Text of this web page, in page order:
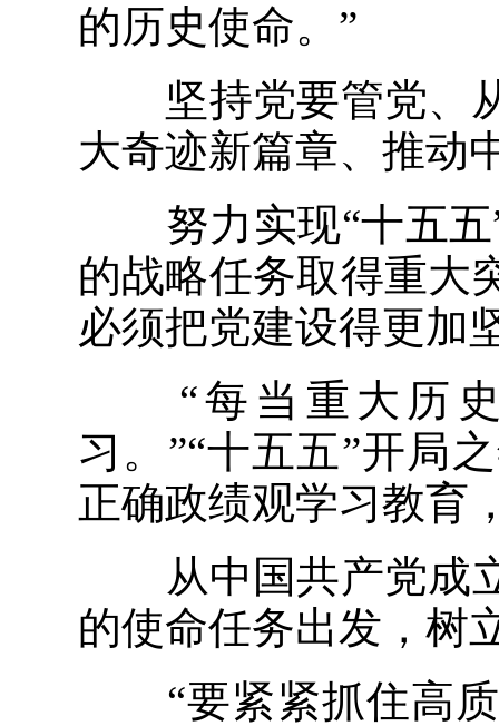
的历史使命。”
坚持党要管党、从
大奇迹新篇章、推动
努力实现“十五五”
的战略任务取得重大
必须把党建设得更加
“每当重大历史
习。”“十五五”开局
正确政绩观学习教育
从中国共产党成立
的使命任务出发，树
“要紧紧抓住高质